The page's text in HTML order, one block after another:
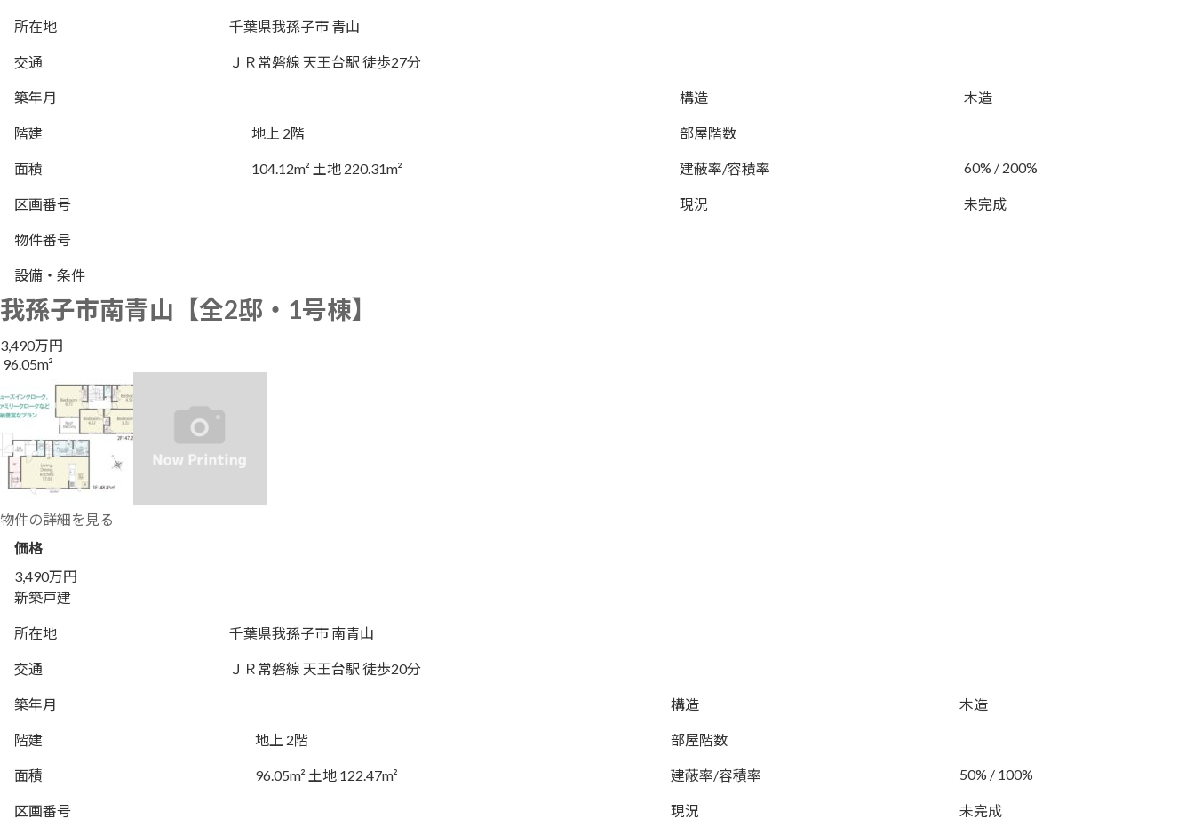
所在地 千葉県我孫子市 青山
交通 ＪＲ常磐線 天王台駅 徒歩27分
築年月 構造 木造
階建 地上 2階 部屋階数
面積 104.12m² 土地 220.31m² 建蔽率/容積率 60% / 200%
区画番号 現況 未完成
物件番号
設備・条件
我孫子市南青山【全2邸・1号棟】
3,490万円
96.05m²
物件の詳細を見る
価格
3,490万円
新築戸建
所在地 千葉県我孫子市 南青山
交通 ＪＲ常磐線 天王台駅 徒歩20分
築年月 構造 木造
階建 地上 2階 部屋階数
面積 96.05m² 土地 122.47m² 建蔽率/容積率 50% / 100%
区画番号 現況 未完成